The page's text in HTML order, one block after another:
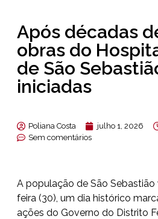
Após décadas
obras do
de São
iniciadas
Poliana Costa julho 1, 2026
Sem comentários
A população de São
feira (30), um dia histórico
ações do Governo do Distrito